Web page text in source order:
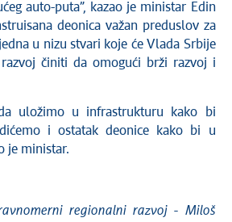
auto-puta”, kazao je ministar Edin
deonica važan preduslov za
u nizu stvari koje će Vlada Srbije
činiti da omogući brži razvoj i
uložimo u infrastrukturu kako bi
i ostatak deonice kako bi u
je ministar.
regionalni razvoj - Miloš